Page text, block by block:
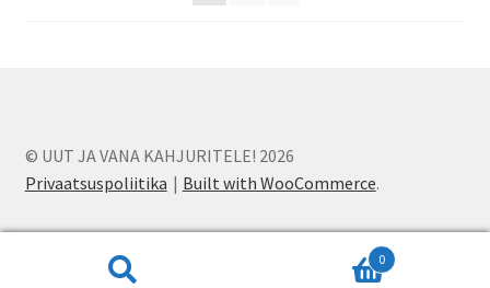
© UUT JA VANA KAHJURITELE! 2026
Privaatsuspoliitika
Built with WooCommerce.
0